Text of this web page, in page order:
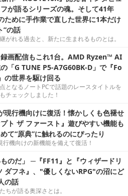
が語るシリーズの魂。そして41年
ために手作業で直した世界に1本だけ
”の話
がれる過去と、新たに生まれるものとは。
画配信もこれ1台。AMD Ryzen™ AI
「G TUNE P5-A7G60BK-D」で『Fo
世界を駆け回る
となるノートPCで話題のレースタイトルを
チェックしました！
現行機向けに復活！懐かしくも色褪せ
ト ザ ファースト』遊びやすい機能も
て“原典”に触れるのにぴったり
機向けの新機能を備えて復活！
ものだ」 ─『FF11』と『ウィザードリ
ダフネ』、"優しくないRPG"の沼にど
の話
ちが語る奥深さとは。